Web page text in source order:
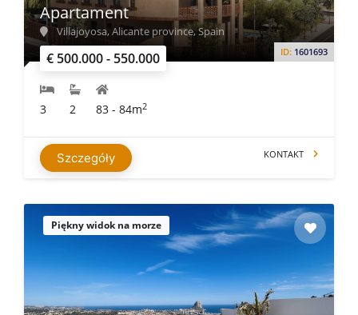
€ 500.000 - 550.000 ID: 1601693
Apartament
Villajoyosa, Alicante province, Spain
3 2 83 - 84m2
Szczegóły KONTAKT
Piękny widok na morze